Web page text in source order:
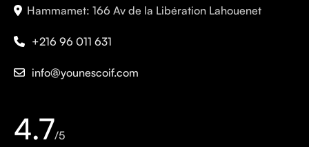
Hammamet: 166 Av de la Libération Lahouenet
+216 96 011 631
info@younescoif.com
4.7/5